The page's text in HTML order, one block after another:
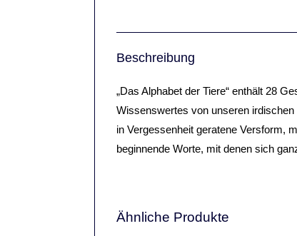
Beschreibung
„Das Alphabet der Tiere“ enthält 28
Wissenswertes von unseren
in Vergessenheit geratene Versform,
beginnende Worte, mit denen sich
Ähnliche Produkte